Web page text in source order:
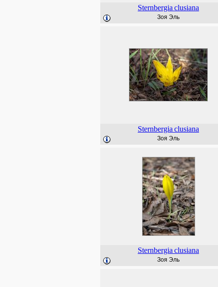
Sternbergia clusiana
Зоя Эль
Sternbergia clusiana
Зоя Эль
Sternbergia clusiana
Зоя Эль